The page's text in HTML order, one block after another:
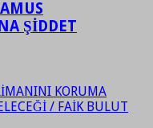
ŞİDDET